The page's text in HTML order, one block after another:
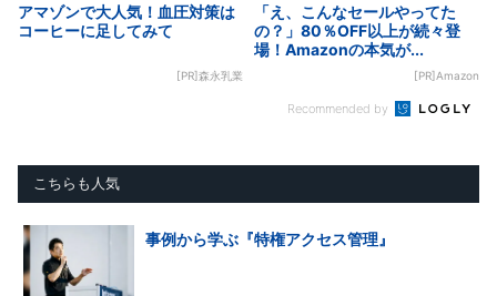
アマゾンで大人気！血圧対策は
コーヒーに足してみて
[PR]森永乳業
「え、こんなセールやってた
の？」80％OFF以上が続々登
場！Amazonの本気が...
[PR]Amazon
Recommended by
こちらも人気
事例から学ぶ『特権アクセス管理』